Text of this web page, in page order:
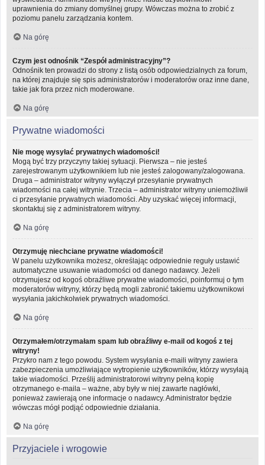
uprawnienia do zmiany domyślnej grupy. Wówczas można to zrobić z
poziomu panelu zarządzania kontem.
Na górę
Czym jest odnośnik “Zespół administracyjny”?
Odnośnik ten prowadzi do strony z listą osób odpowiedzialnych za forum,
na której znajduje się spis administratorów i moderatorów oraz inne dane,
takie jak fora przez nich moderowane.
Na górę
Prywatne wiadomości
Nie mogę wysyłać prywatnych wiadomości!
Mogą być trzy przyczyny takiej sytuacji. Pierwsza – nie jesteś
zarejestrowanym użytkownikiem lub nie jesteś zalogowany/zalogowana.
Druga – administrator witryny wyłączył przesyłanie prywatnych
wiadomości na całej witrynie. Trzecia – administrator witryny uniemożliwił
ci przesyłanie prywatnych wiadomości. Aby uzyskać więcej informacji,
skontaktuj się z administratorem witryny.
Na górę
Otrzymuję niechciane prywatne wiadomości!
W panelu użytkownika możesz, określając odpowiednie reguły ustawić
automatyczne usuwanie wiadomości od danego nadawcy. Jeżeli
otrzymujesz od kogoś obraźliwe prywatne wiadomości, poinformuj o tym
moderatorów witryny, którzy będą mogli zabronić takiemu użytkownikowi
wysyłania jakichkolwiek prywatnych wiadomości.
Na górę
Otrzymałem/otrzymałam spam lub obraźliwy e-mail od kogoś z tej
witryny!
Przykro nam z tego powodu. System wysyłania e-maili witryny zawiera
zabezpieczenia umożliwiające wytropienie użytkowników, którzy wysyłają
takie wiadomości. Prześlij administratorowi witryny pełną kopię
otrzymanego e-maila – ważne, aby były w niej zawarte nagłówki,
ponieważ zawierają one informacje o nadawcy. Administrator będzie
wówczas mógł podjąć odpowiednie działania.
Na górę
Przyjaciele i wrogowie